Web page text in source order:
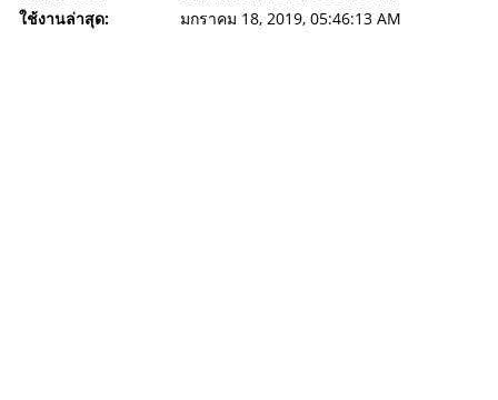
ใช้งานล่าสุด:
มกราคม 18, 2019, 05:46:13 AM